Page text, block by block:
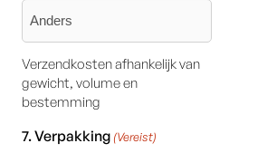
Verzendkosten afhankelijk van
gewicht, volume en
bestemming
7. Verpakking (Vereist)